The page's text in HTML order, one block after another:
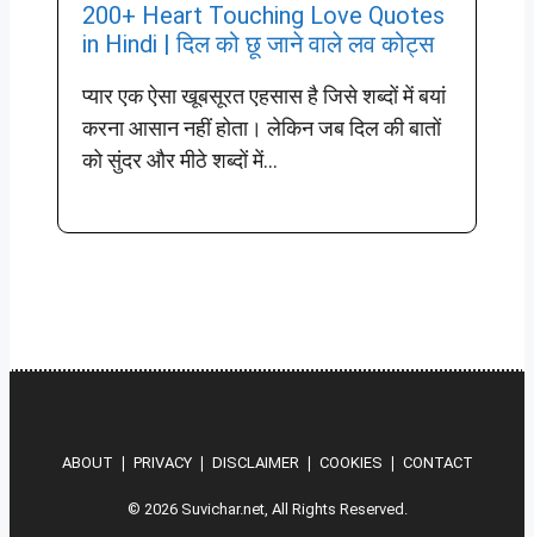
200+ Heart Touching Love Quotes
in Hindi | दिल को छू जाने वाले लव कोट्स
प्यार एक ऐसा खूबसूरत एहसास है जिसे शब्दों में बयां
करना आसान नहीं होता। लेकिन जब दिल की बातों
को सुंदर और मीठे शब्दों में...
ABOUT ❘ PRIVACY❘ DISCLAIMER❘ COOKIES ❘ CONTACT
© 2026 Suvichar.net, All Rights Reserved.